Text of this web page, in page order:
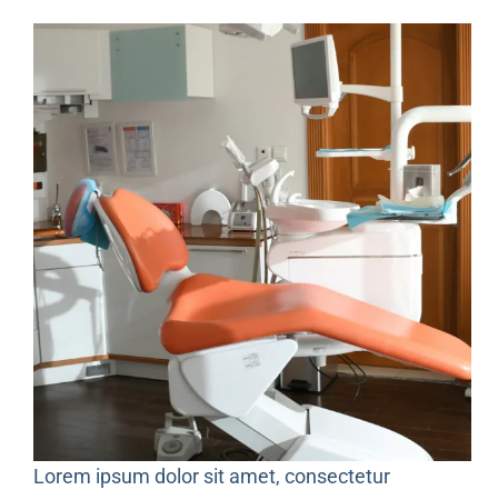
Lorem ipsum dolor sit amet, consectetur